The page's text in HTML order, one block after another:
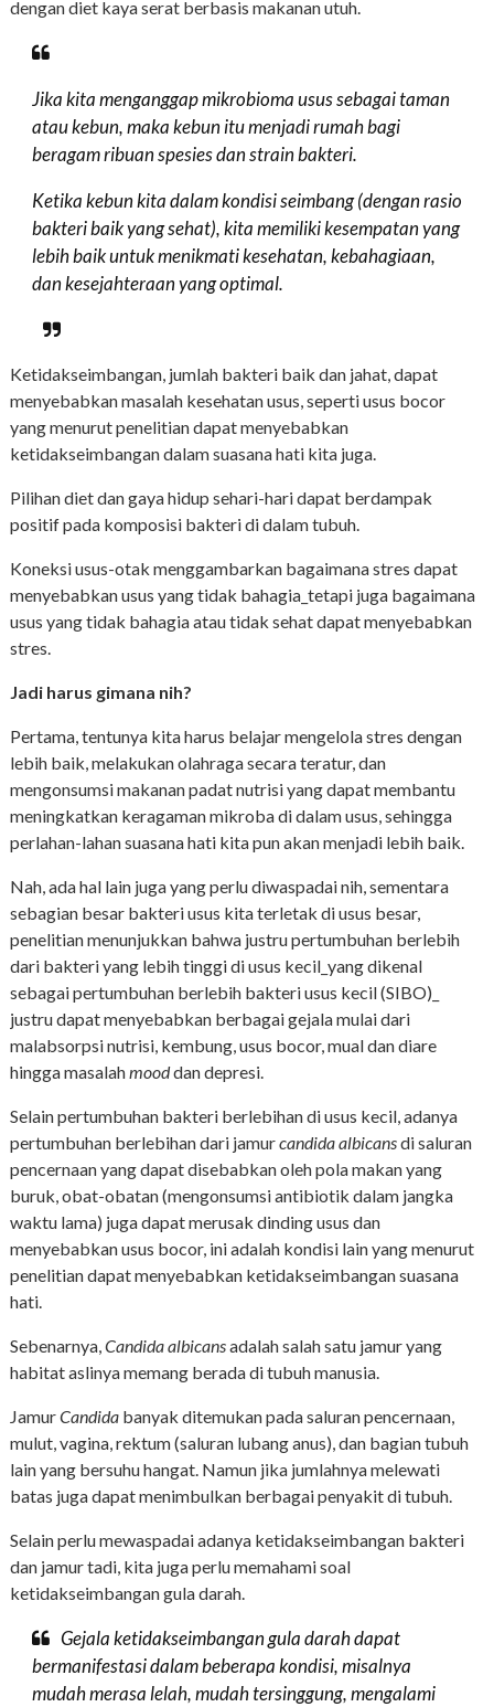
dengan diet kaya serat berbasis makanan utuh.
Jika kita menganggap mikrobioma usus sebagai taman
atau kebun, maka kebun itu menjadi rumah bagi
beragam ribuan spesies dan strain bakteri.
Ketika kebun kita dalam kondisi seimbang (dengan rasio
bakteri baik yang sehat), kita memiliki kesempatan yang
lebih baik untuk menikmati kesehatan, kebahagiaan,
dan kesejahteraan yang optimal.
Ketidakseimbangan, jumlah bakteri baik dan jahat, dapat
menyebabkan masalah kesehatan usus, seperti usus bocor
yang menurut penelitian dapat menyebabkan
ketidakseimbangan dalam suasana hati kita juga.
Pilihan diet dan gaya hidup sehari-hari dapat berdampak
positif pada komposisi bakteri di dalam tubuh.
Koneksi usus-otak menggambarkan bagaimana stres dapat
menyebabkan usus yang tidak bahagia_tetapi juga bagaimana
usus yang tidak bahagia atau tidak sehat dapat menyebabkan
stres.
Jadi harus gimana nih?
Pertama, tentunya kita harus belajar mengelola stres dengan
lebih baik, melakukan olahraga secara teratur, dan
mengonsumsi makanan padat nutrisi yang dapat membantu
meningkatkan keragaman mikroba di dalam usus, sehingga
perlahan-lahan suasana hati kita pun akan menjadi lebih baik.
Nah, ada hal lain juga yang perlu diwaspadai nih, sementara
sebagian besar bakteri usus kita terletak di usus besar,
penelitian menunjukkan bahwa justru pertumbuhan berlebih
dari bakteri yang lebih tinggi di usus kecil_yang dikenal
sebagai pertumbuhan berlebih bakteri usus kecil (SIBO)_
justru dapat menyebabkan berbagai gejala mulai dari
malabsorpsi nutrisi, kembung, usus bocor, mual dan diare
hingga masalahmooddan depresi.
Selain pertumbuhan bakteri berlebihan di usus kecil, adanya
pertumbuhan berlebihan dari jamurcandida albicansdi saluran
pencernaan yang dapat disebabkan oleh pola makan yang
buruk, obat-obatan (mengonsumsi antibiotik dalam jangka
waktu lama) juga dapat merusak dinding usus dan
menyebabkan usus bocor, ini adalah kondisi lain yang menurut
penelitian dapat menyebabkan ketidakseimbangan suasana
hati.
Sebenarnya,Candida albicansadalah salah satu jamur yang
habitat aslinya memang berada di tubuh manusia.
JamurCandida banyak ditemukan pada saluran pencernaan,
mulut, vagina, rektum (saluran lubang anus), dan bagian tubuh
lain yang bersuhu hangat. Namun jika jumlahnya melewati
batas juga dapat menimbulkan berbagai penyakit di tubuh.
Selain perlu mewaspadai adanya ketidakseimbangan bakteri
dan jamur tadi, kita juga perlu memahami soal
ketidakseimbangan gula darah.
Gejala ketidakseimbangan gula darah dapat
bermanifestasi dalam beberapa kondisi, misalnya
mudah merasa lelah, mudah tersinggung, mengalami